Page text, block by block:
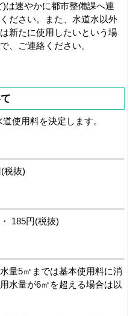
は速やかに都市整備課へ連
ださい。また、水道水以外
新たに使用したいという場
、ご連絡ください。
使用料を決定します。
税抜)
185円(税抜)
量5㎥までは基本使用料に消
水量が6㎥を超える場合は以